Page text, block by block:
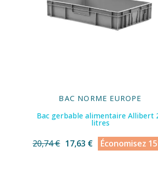
BAC NORME EUROPE
Bac gerbable alimentaire Allibert
litres
20,74 € 17,63 € Économisez